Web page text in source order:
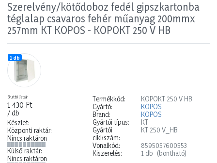
Szerelvény/kötődoboz fedél gipszkartonba
téglalap csavaros fehér műanyag 200mmx
257mm KT KOPOS - KOPOKT 250 V HB
1 db
Bruttó listaár
1 430 Ft
/ db
Készlet:
Központi raktár:
Nincs raktáron
Külső raktár:
Nincs raktáron
Termékkód:
KOPOKT 250 V HB
Gyártó:
KOPOS
Brand:
KOPOS
Gyártói típus:
KT
Gyártói
cikkszám:
KT 250 V_HB
Vonalkód:
8595057600553
Kiszerelés:
1 db (bontható)